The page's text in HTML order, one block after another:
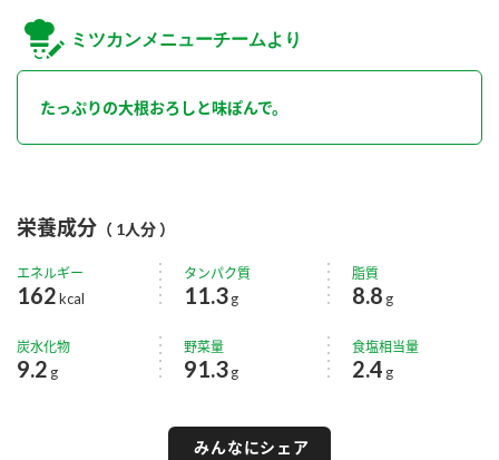
ミツカンメニューチームより
たっぷりの大根おろしと味ぽんで。
栄養成分 （ 1人分 ）
エネルギー
162kcal
タンパク質
11.3g
脂質
8.8 g
炭水化物
9.2 g
野菜量
91.3g
食塩相当量
2.4 g